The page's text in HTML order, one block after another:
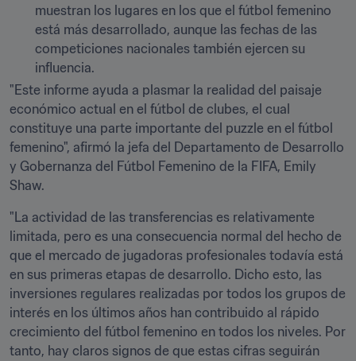
muestran los lugares en los que el fútbol femenino
está más desarrollado, aunque las fechas de las
competiciones nacionales también ejercen su
influencia.
"Este informe ayuda a plasmar la realidad del paisaje
económico actual en el fútbol de clubes, el cual
constituye una parte importante del puzzle en el fútbol
femenino", afirmó la jefa del Departamento de Desarrollo
y Gobernanza del Fútbol Femenino de la FIFA, Emily
Shaw.
"La actividad de las transferencias es relativamente
limitada, pero es una consecuencia normal del hecho de
que el mercado de jugadoras profesionales todavía está
en sus primeras etapas de desarrollo. Dicho esto, las
inversiones regulares realizadas por todos los grupos de
interés en los últimos años han contribuido al rápido
crecimiento del fútbol femenino en todos los niveles. Por
tanto, hay claros signos de que estas cifras seguirán